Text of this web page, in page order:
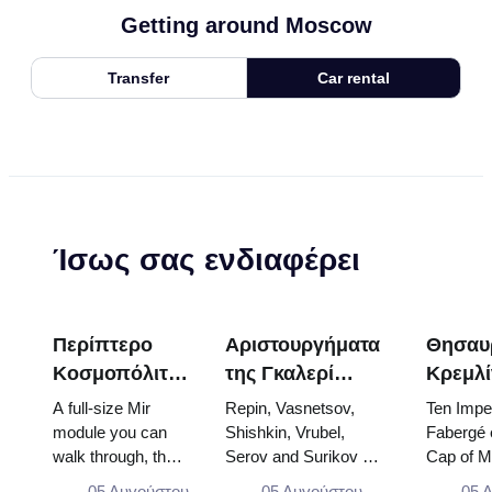
Getting around Moscow
Transfer Car rental
Ίσως σας ενδιαφέρει
Περίπτερο
Κοσμοπόλιταν
(Kosmos
Pavilion) στην
VDNKh: Στη
A full-size Mir
module you can
walk through, the
Energia–Buran
Αριστουργήματα
της Γκαλερί
Τρετιακόφ: Οι
Πίνακες που
Αξίζει να
Repin, Vasnetsov,
Shishkin, Vrubel,
Serov and Surikov —
the works that stop
Αυγά
Ten
Fabergé
Cap of
the